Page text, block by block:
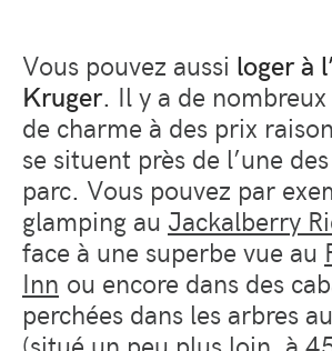
Vous pouvez aussi loger à
Kruger. Il y a de
de charme à des prix
se situent près de l’une
parc. Vous pouvez par
glamping au Jackalberry
face à une superbe vue au
Inn ou encore dans des
perchées dans les arbres au